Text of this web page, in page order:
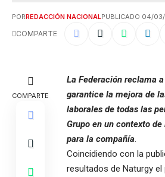
PORREDACCIÓN NACIONALPUBLICADO 04/
COMPARTE
COMPARTE
La Federación reclama
garantice la mejora de
laborales de todas las
Grupo en un contexto
para la compañía
Coincidiendo con la
resultados de Naturgy